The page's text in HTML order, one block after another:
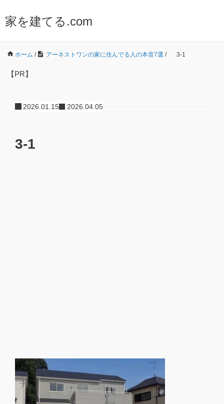
家を建てる.com
ホーム / アーネストワンの家に住んでる人の本音7選 / 3-1
【PR】
2026.01.15 2026.04.05
3-1